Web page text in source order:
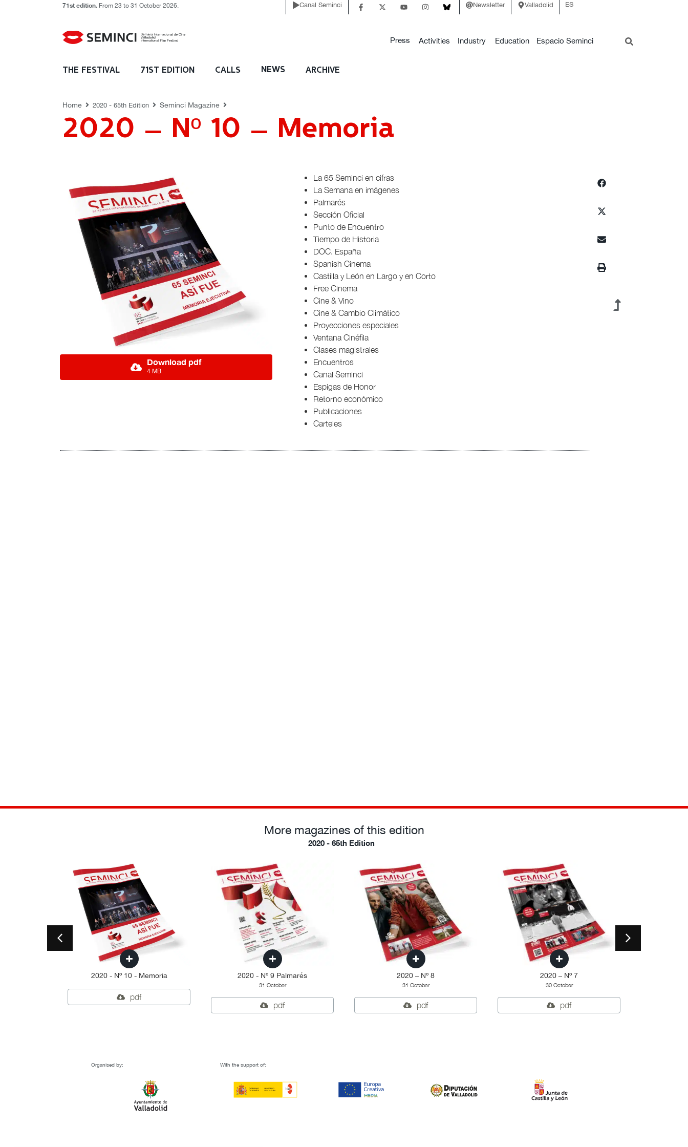
71st edition. From 23 to 31 October 2026. Canal Seminci Newsletter Valladolid ES
Press Activities Industry Education Espacio Seminci
THE FESTIVAL 71ST EDITION CALLS NEWS ARCHIVE
Home 2020 - 65th Edition Seminci Magazine
2020 – Nº 10 – Memoria
REVISTAS SEMINCI
Download pdf
4 MB
La 65 Seminci en cifras
La Semana en imágenes
Palmarés
Sección Oficial
Punto de Encuentro
Tiempo de Historia
DOC. España
Spanish Cinema
Castilla y León en Largo y en Corto
Free Cinema
Cine & Vino
Cine & Cambio Climático
Proyecciones especiales
Ventana Cinéfila
Clases magistrales
Encuentros
Canal Seminci
Espigas de Honor
Retorno económico
Publicaciones
Carteles
More magazines of this edition
2020 - 65th Edition
2020 - Nº 10 - Memoria
pdf
2020 - Nº 9 Palmarés
31 October
pdf
2020 – Nº 8
31 October
pdf
2020 – Nº 7
30 October
pdf
Organised by: With the support of: